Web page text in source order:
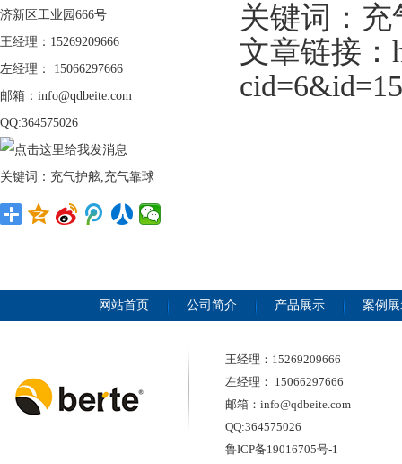
济新区工业园666号
王经理：15269209666
左经理： 15066297666
邮箱：info@qdbeite.com
QQ:364575026
关键词：充气护舷,充气靠球
关键词： 充
文章链接：
网站首页 公司简介 产品展示 案例
王经理：15269209666
左经理： 15066297666
邮箱：info@qdbeite.com
QQ:364575026
鲁ICP备19016705号-1